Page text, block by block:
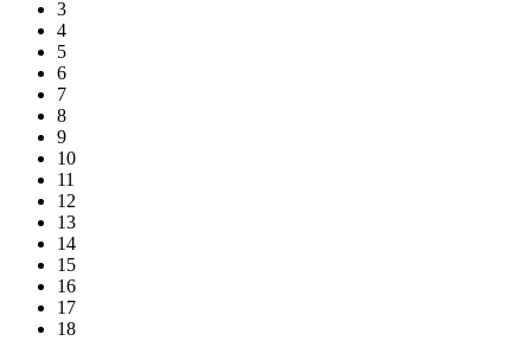
3
4
5
6
7
8
9
10
11
12
13
14
15
16
17
18